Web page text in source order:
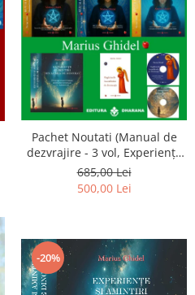
Pachet Noutati (Manual de
dezvrajire - 3 vol, Experiențe
și amintiri, Rugăciunile
Luceafarului de dimineata) -
Marius Ghidel
685,00 Lei
500,00 Lei
-20%